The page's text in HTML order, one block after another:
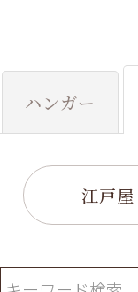
ハンガー
江戸屋